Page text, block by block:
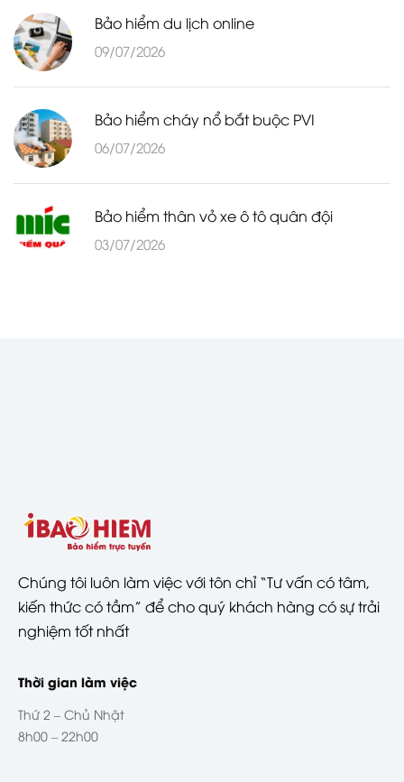
Bảo hiểm du lịch online
09/07/2026
Bảo hiểm cháy nổ bắt buộc PVI
06/07/2026
Bảo hiểm thân vỏ xe ô tô quân đội
03/07/2026
Chúng tôi luôn làm việc với tôn chỉ “Tư vấn có tâm,
kiến thức có tầm” để cho quý khách hàng có sự trải
nghiệm tốt nhất
Thời gian làm việc
Thứ 2 – Chủ Nhật
8h00 – 22h00